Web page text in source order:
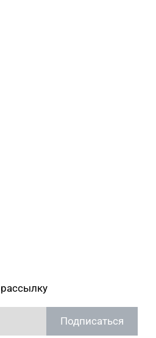
Подписаться